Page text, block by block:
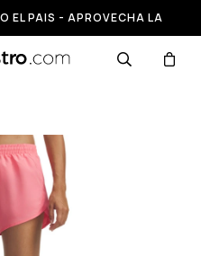
EL PAIS - APROVECHA LA
50% OFF